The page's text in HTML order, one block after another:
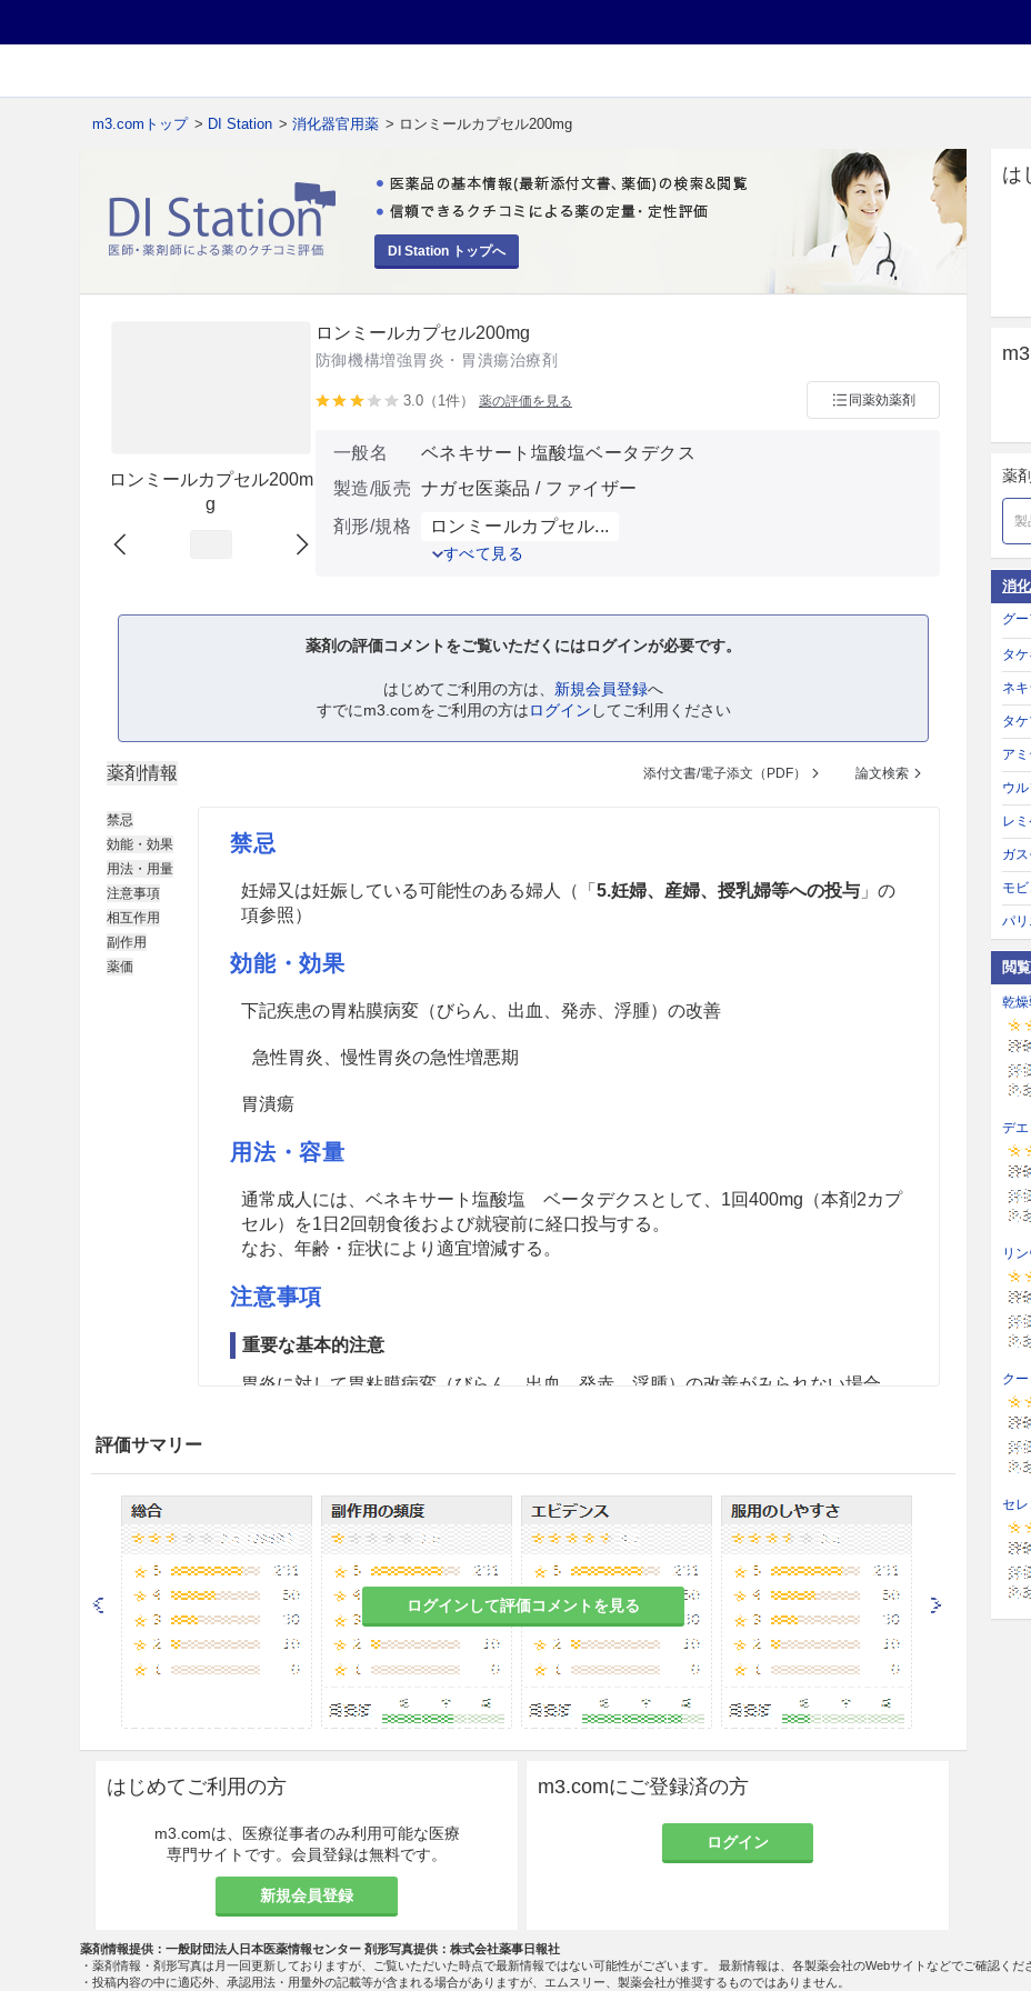
m3.comトップ > DI Station > 消化器官用薬 > ロンミールカプセル200mg
DI Station トップへ
ロンミールカプセル200m
g
ロンミールカプセル200mg
防御機構増強胃炎・胃潰瘍治療剤
3.0（1件） 薬の評価を見る 同薬効薬剤
一般名
ベネキサート塩酸塩ベータデクス
製造/販売 ナガセ医薬品 / ファイザー
剤形/規格
ロンミールカプセル...
すべて見る
薬剤の評価コメントをご覧いただくにはログインが必要です。
はじめてご利用の方は、 新規会員登録へ
すでにm3.comをご利用の方はログイン してご利用ください
薬剤情報 添付文書/電子添文（PDF） 論文検索
禁忌
効能・効果
用法・用量
注意事項
相互作用
副作用
薬価
禁忌
妊婦又は妊娠している可能性のある婦人（「 5.妊婦、産婦、授乳婦等への投与」の
項参照）
効能・効果
下記疾患の胃粘膜病変（びらん、出血、発赤、浮腫）の改善
急性胃炎、慢性胃炎の急性増悪期
胃潰瘍
用法・容量
通常成人には、ベネキサート塩酸塩 ベータデクスとして、1回400mg（本剤2カプ
セル）を1日2回朝食後および就寝前に経口投与する。
なお、年齢・症状により適宜増減する。
注意事項
重要な基本的注意
胃炎に対して胃粘膜病変（びらん、出血、発赤、浮腫）の改善がみられない場合、
血栓のある患者（脳血栓、心筋梗塞、血栓性静脈炎等）［in vitroで抗プラスミン作
用が報告されている。］
消費性凝固障害のある患者［in vitroで抗プラスミン作用が報告されている。］
適用上の注意
薬剤交付時
PTP包装の薬剤はPTPシートから取り出して服用するよう指導すること。［PTPシ
ートの誤飲により、硬い鋭角部が食道粘膜へ刺入し、更には穿孔を起こして縦隔洞
炎等の重篤な合併症を併発することが報告されている。］
相互作用
副作用
副作用発現状況の概要
5例（3.53％）に認められた。再審査終了時における安全性評価対象例91,660例
中、臨床検査値の異常変動を含む副作用は135例（0.15％）に認められた。
評価サマリー
ログインして評価コメントを見る
はじめてご利用の方
m3.comは、医療従事者のみ利用可能な医療
専門サイトです。会員登録は無料です。
新規会員登録
m3.comにご登録済の方
ログイン
は
薬
消
グ
タ
ネ
タ
ア
ウ
レ
ガ
モ
パ
閲
乾燥
デ
リ
ク
セ
薬剤情報提供：一般財団法人日本医薬情報センター 剤形写真提供：株式会社薬事日報社
・薬剤情報・剤形写真は月一回更新しておりますが、ご覧いただいた時点で最新情報ではない可能性がございます。 最新情報は、各製薬会社のWebサイトなどでご確認くだ
・投稿内容の中に適応外、承認用法・用量外の記載等が含まれる場合がありますが、エムスリー、製薬会社が推奨するものではありません。